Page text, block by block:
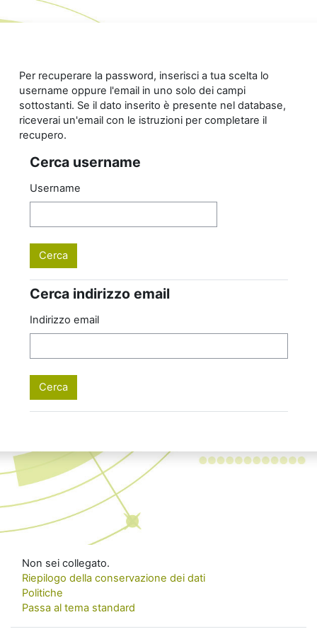
Vai al contenuto principale
Per recuperare la password, inserisci a tua scelta lo
username oppure l'email in uno solo dei campi
sottostanti. Se il dato inserito è presente nel database,
riceverai un'email con le istruzioni per completare il
recupero.
Cerca username
Cerca username
Username
Cerca indirizzo email
Cerca indirizzo email
Indirizzo email
Non sei collegato.
Riepilogo della conservazione dei dati
Politiche
Passa al tema standard